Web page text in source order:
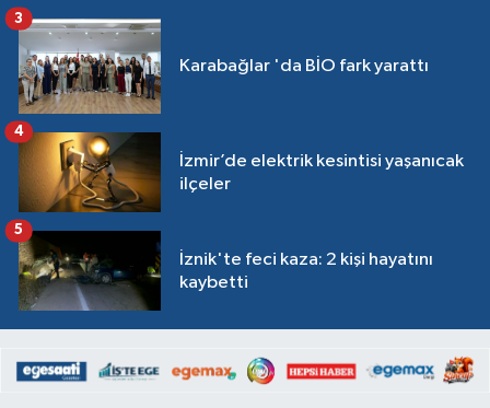
Karabağlar 'da BİO fark yarattı
3
İzmir’de elektrik kesintisi yaşanıcak
ilçeler
4
İznik'te feci kaza: 2 kişi hayatını
kaybetti
5